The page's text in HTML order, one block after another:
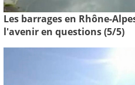
Les barrages en Rhône-
l'avenir en questions (5/5)